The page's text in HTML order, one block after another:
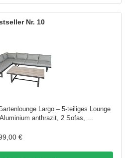
10
Largo – 5-teiliges Lounge
anthrazit, 2 Sofas, ...
€